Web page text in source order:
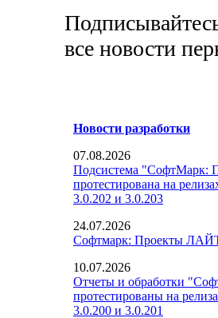
все новости
Новости разработки
07.08.2026
Подсистема "СофтМарк:
протестирована на
3.0.202 и 3.0.203
24.07.2026
Софтмарк: Проекты
10.07.2026
Отчеты и обработки
протестированы на
3.0.200 и 3.0.201